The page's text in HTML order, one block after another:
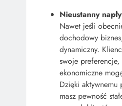
Nieustanny
Nawet jeśli
dochodowy
dynamiczny.
swoje preferencje,
ekonomiczne
Dzięki
masz pewność